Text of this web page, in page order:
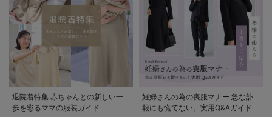
退院着特集 赤ちゃんとの新しい一
歩を彩るママの服装ガイド
妊婦さんの為の喪服マナー 急な訃
報にも慌てない。実用Q&Aガイド